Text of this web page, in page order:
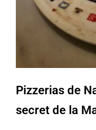
Pizzerias de
secret de la